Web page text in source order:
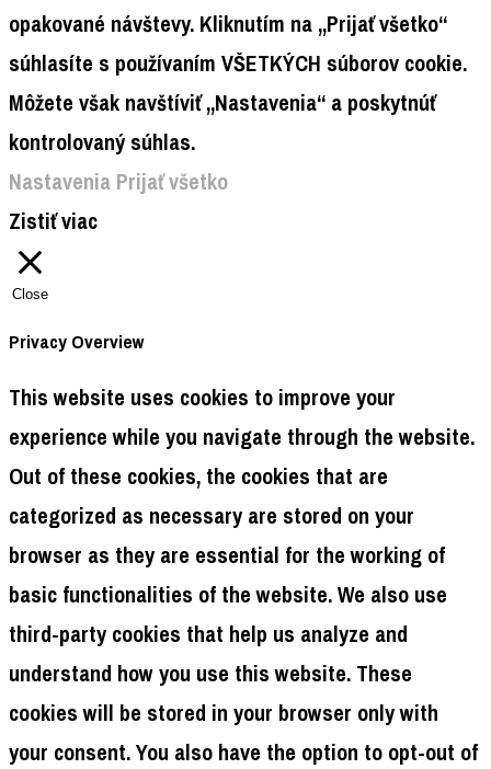
opakované návštevy. Kliknutím na „Prijať všetko“
súhlasíte s používaním VŠETKÝCH súborov cookie.
Môžete však navštíviť „Nastavenia“ a poskytnúť
kontrolovaný súhlas.
Nastavenia Prijať všetko
Zistiť viac
Close
Privacy Overview
This website uses cookies to improve your
experience while you navigate through the website.
Out of these cookies, the cookies that are
categorized as necessary are stored on your
browser as they are essential for the working of
basic functionalities of the website. We also use
third-party cookies that help us analyze and
understand how you use this website. These
cookies will be stored in your browser only with
your consent. You also have the option to opt-out of